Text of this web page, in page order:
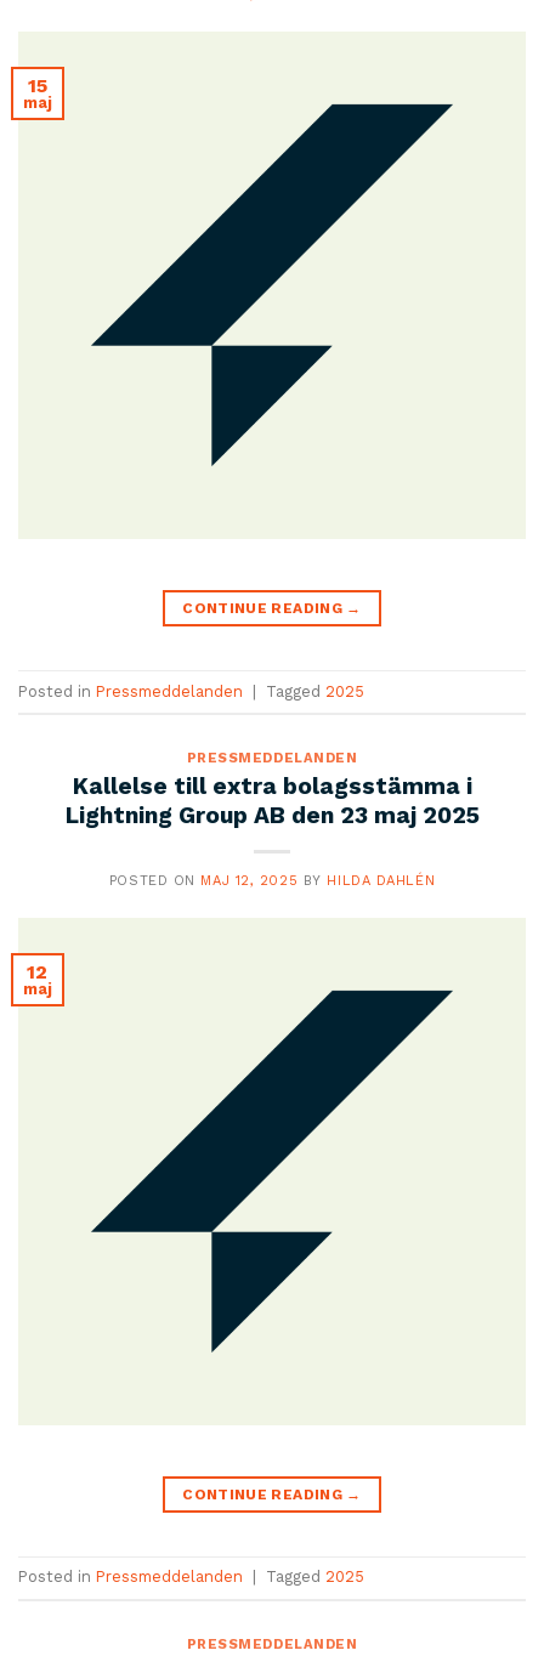
15
maj
CONTINUE READING →
Posted in Pressmeddelanden | Tagged 2025
PRESSMEDDELANDEN
Kallelse till extra bolagsstämma i
Lightning Group AB den 23 maj 2025
POSTED ON MAJ 12, 2025 BY HILDA DAHLÉN
12
maj
CONTINUE READING →
Posted in Pressmeddelanden Tagged 2025
PRESSMEDDELANDEN